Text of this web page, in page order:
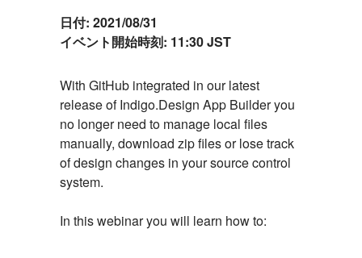
日付: 2021/08/31
イベント開始時刻: 11:30 JST
Event
Description
With GitHub integrated in our latest
release of Indigo.Design App Builder you
no longer need to manage local files
manually, download zip files or lose track
of design changes in your source control
system.
In this webinar you will learn how to: